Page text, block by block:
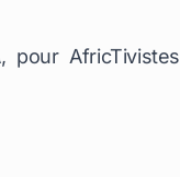
pour AfricTivistes